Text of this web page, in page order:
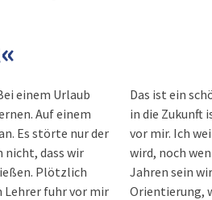
einem Urlaub
Auf einem
Es störte nur der
nicht, dass wir
Plötzlich
Lehrer fuhr vor mir
Das ist ein
in die Zukunft
vor mir. Ich
wird, noch
Jahren sein
Orientierung,